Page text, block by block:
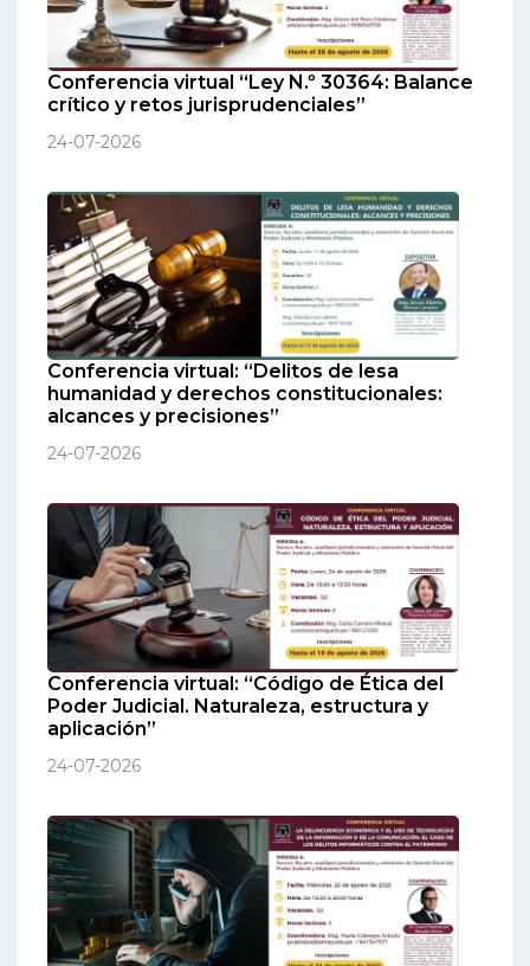
Conferencia virtual “Ley N.º 30364: Balance
crítico y retos jurisprudenciales”
24-07-2026
Conferencia virtual: “Delitos de lesa
humanidad y derechos constitucionales:
alcances y precisiones”
24-07-2026
Conferencia virtual: “Código de Ética del
Poder Judicial. Naturaleza, estructura y
aplicación”
24-07-2026